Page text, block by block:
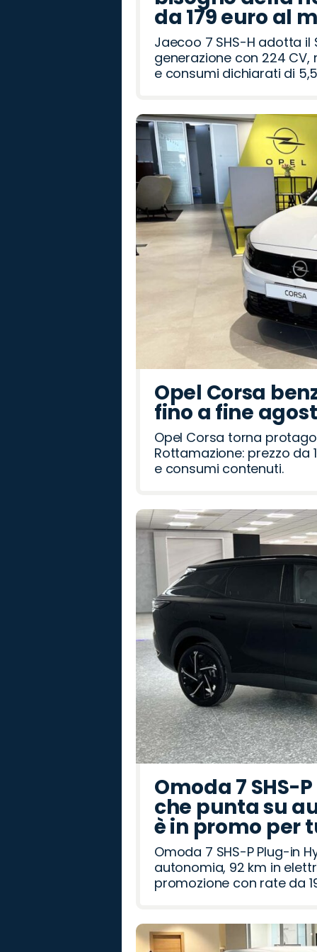
da 179 euro al
Jaecoo 7 SHS-H adotta il
generazione con 224 CV,
e consumi dichiarati di
Opel Corsa
fino a fine
Opel Corsa torna
Rottamazione: prezzo da
e consumi contenuti.
Omoda 7 SHS-
che punta su
è in promo per
Omoda 7 SHS-P Plug-in
autonomia, 92 km in
promozione con rate da